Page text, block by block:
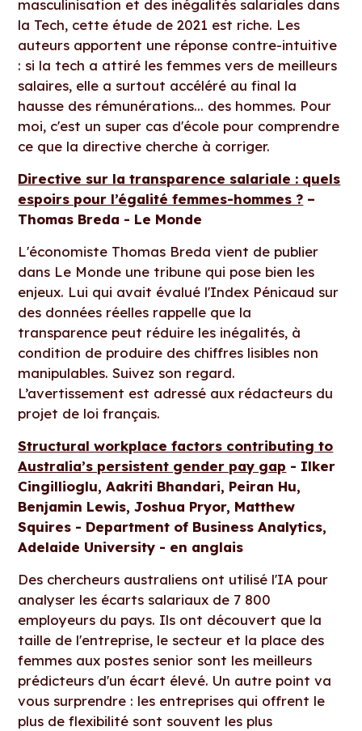
masculinisation et des inégalités salariales dans
la Tech, cette étude de 2021 est riche. Les
auteurs apportent une réponse contre-intuitive
: si la tech a attiré les femmes vers de meilleurs
salaires, elle a surtout accéléré au final la
hausse des rémunérations... des hommes. Pour
moi, c'est un super cas d'école pour comprendre
ce que la directive cherche à corriger.
Directive sur la transparence salariale : quels
espoirs pour l’égalité femmes-hommes ? –
Thomas Breda - Le Monde
L'économiste Thomas Breda vient de publier
dans Le Monde une tribune qui pose bien les
enjeux. Lui qui avait évalué l'Index Pénicaud sur
des données réelles rappelle que la
transparence peut réduire les inégalités, à
condition de produire des chiffres lisibles non
manipulables. Suivez son regard.
L’avertissement est adressé aux rédacteurs du
projet de loi français.
Structural workplace factors contributing to
Australia’s persistent gender pay gap - Ilker
Cingillioglu, Aakriti Bhandari, Peiran Hu,
Benjamin Lewis, Joshua Pryor, Matthew
Squires - Department of Business Analytics,
Adelaide University - en anglais
Des chercheurs australiens ont utilisé l'IA pour
analyser les écarts salariaux de 7 800
employeurs du pays. Ils ont découvert que la
taille de l'entreprise, le secteur et la place des
femmes aux postes senior sont les meilleurs
prédicteurs d'un écart élevé. Un autre point va
vous surprendre : les entreprises qui offrent le
plus de flexibilité sont souvent les plus